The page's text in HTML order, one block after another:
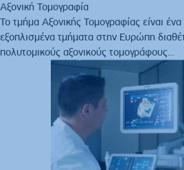
Αξονική Τομογραφία
Το τμήμα Αξονικής Τομογραφίας είναι
εξοπλισμένα τμήματα στην Ευρώπη
πολυτομικούς αξονικούς τομογράφους...